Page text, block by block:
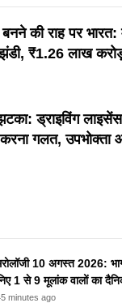
की राह पर भारत:
झंडी, ₹1.26 लाख
ड्राइविंग
गलत, उपभोक्ता
10 अगस्त 2026:
1 से 9 मूलांक वालों का
minutes ago